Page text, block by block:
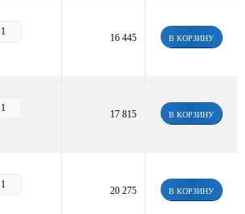
16 445 В КОРЗИНУ
17 815 В КОРЗИНУ
20 275 В КОРЗИНУ